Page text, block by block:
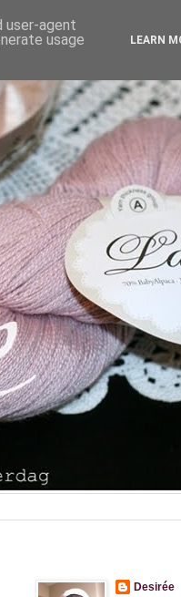
Desirée
user-agent
usage
LEARN